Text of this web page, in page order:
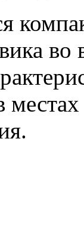
во